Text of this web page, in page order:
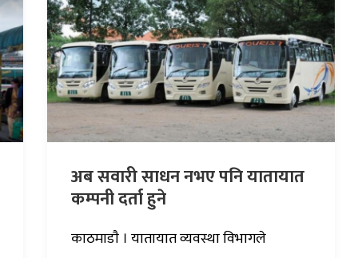
अब सवारी साधन नभए पनि यातायात
कम्पनी दर्ता हुने
काठमाडाै‌ । यातायात व्यवस्था विभागले